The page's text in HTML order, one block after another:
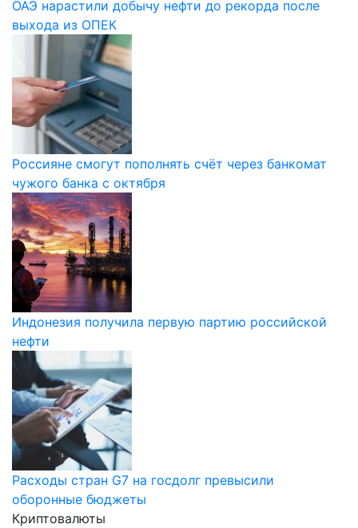
ОАЭ нарастили добычу нефти до рекорда после
выхода из ОПЕК
Россияне смогут пополнять счёт через банкомат
чужого банка с октября
Индонезия получила первую партию российской
нефти
Расходы стран G7 на госдолг превысили
оборонные бюджеты
Криптовалюты